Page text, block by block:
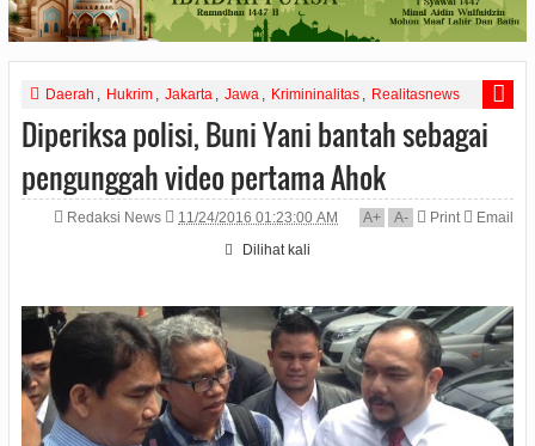
Daerah Hukrim Jakarta Jawa Krimininalitas Realitasnews
Diperiksa polisi, Buni Yani bantah sebagai
pengunggah video pertama Ahok
Redaksi News 11/24/2016 01:23:00 AM A+ A- Print
Email
Dilihat kali